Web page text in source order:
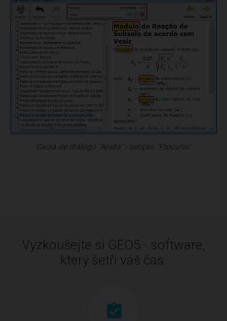
Caixa de diálogo "Ajuda" - secção "Procurar"
Vyzkoušejte si GEO5 - software,
který šetří váš čas.